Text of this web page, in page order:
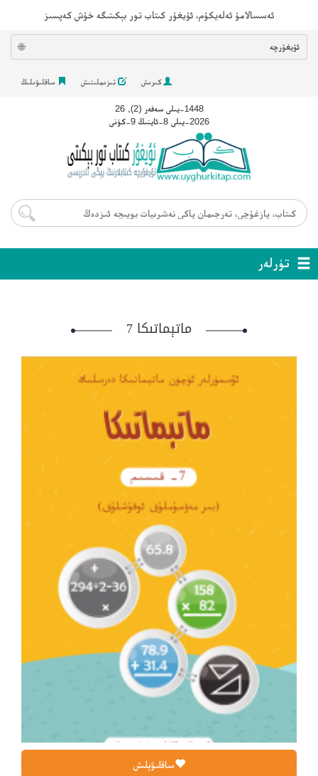
ئەسسالامۇ ئەلەيكۇم، ئۇيغۇر كىتاب تور بېكىتىگە خۇش كەپسىز
ئۇيغۇرچە 🌐
كىرىش تىزىملىتىش ساقلىۋىلىڭ
1448-يىلى سەفەر (2), 26
2026-يىلى 8-ئاينىڭ 9-كۈنى
تۈرلەر
ماتېماتىكا 7
ساقلىۋېلىش